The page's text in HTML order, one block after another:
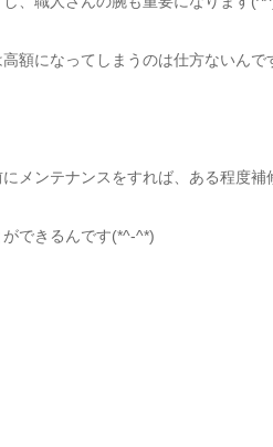
額になってしまうのは仕方ないんで
メンテナンスをすれば、ある程度補
できるんです(*^-^*)